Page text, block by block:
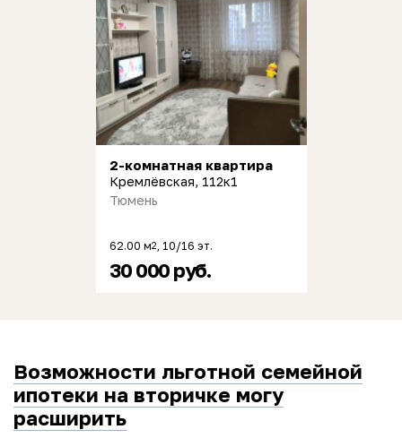
2-комнатная квартира
Кремлёвская, 112к1
Тюмень
62.00 м2 , 10/16 эт.
30 000 руб.
Возможности льготной семейной
ипотеки на вторичке могу
расширить